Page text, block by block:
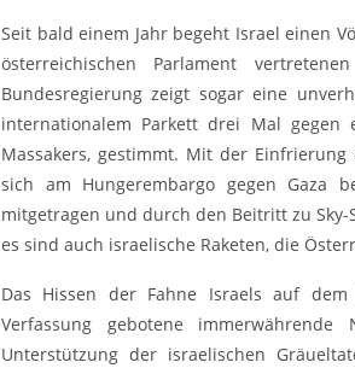
Seit bald einem Jahr begeht Israel einen
österreichischen Parlament
Bundesregierung zeigt sogar eine
internationalem Parkett drei Mal gegen
Massakers, gestimmt. Mit der Einfrierung
sich am Hungerembargo gegen Gaza
mitgetragen und durch den Beitritt zu
es sind auch israelische Raketen, die
Das Hissen der Fahne Israels auf
Verfassung gebotene
Unterstützung der israelischen